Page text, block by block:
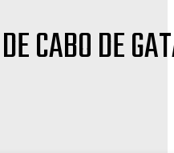
CABO DE